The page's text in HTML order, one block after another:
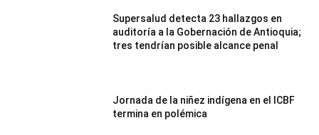
Supersalud detecta 23 hallazgos en
auditoría a la Gobernación de Antioquia;
tres tendrían posible alcance penal
Jornada de la niñez indígena en el ICBF
termina en polémica